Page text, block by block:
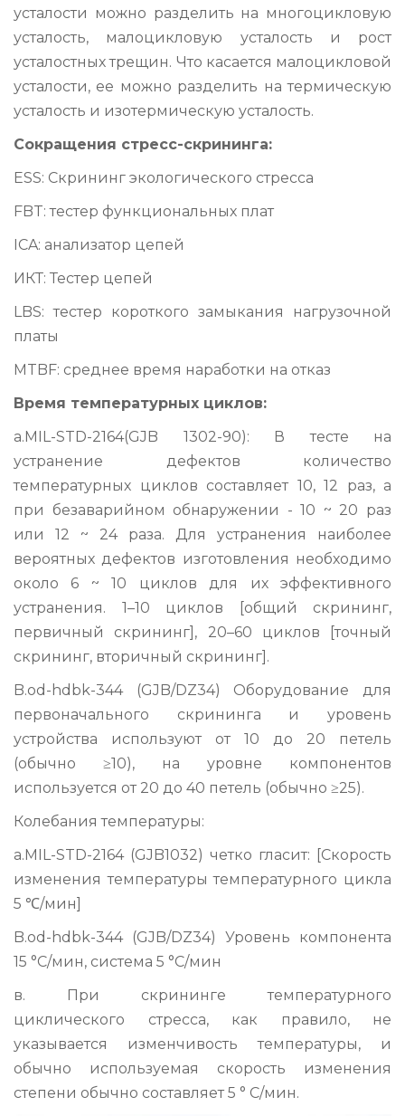
усталости можно разделить на многоцикловую
усталость, малоцикловую усталость и рост
усталостных трещин. Что касается малоцикловой
усталости, ее можно разделить на термическую
усталость и изотермическую усталость.
Сокращения стресс-скрининга:
ESS: Скрининг экологического стресса
FBT: тестер функциональных плат
ICA: анализатор цепей
ИКТ: Тестер цепей
LBS: тестер короткого замыкания нагрузочной
платы
MTBF: среднее время наработки на отказ
Время температурных циклов:
a.MIL-STD-2164(GJB 1302-90): В тесте на
устранение дефектов количество
температурных циклов составляет 10, 12 раз, а
при безаварийном обнаружении - 10 ~ 20 раз
или 12 ~ 24 раза. Для устранения наиболее
вероятных дефектов изготовления необходимо
около 6 ~ 10 циклов для их эффективного
устранения. 1–10 циклов [общий скрининг,
первичный скрининг], 20–60 циклов [точный
скрининг, вторичный скрининг].
B.od-hdbk-344 (GJB/DZ34) Оборудование для
первоначального скрининга и уровень
устройства используют от 10 до 20 петель
(обычно ≥10), на уровне компонентов
используется от 20 до 40 петель (обычно ≥25).
Колебания температуры:
a.MIL-STD-2164 (GJB1032) четко гласит: [Скорость
изменения температуры температурного цикла
5 ℃/мин]
B.od-hdbk-344 (GJB/DZ34) Уровень компонента
15 °C/мин, система 5 °C/мин
в. При скрининге температурного
циклического стресса, как правило, не
указывается изменчивость температуры, и
обычно используемая скорость изменения
степени обычно составляет 5 ° C/мин.